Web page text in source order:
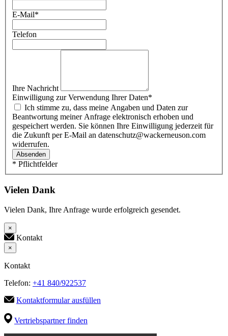
E-Mail*
Telefon
Ihre Nachricht
Einwilligung zur Verwendung Ihrer Daten*
Beantwortung meiner Anfrage elektronisch erhoben und
gespeichert werden. Sie können Ihre Einwilligung jederzeit für
die Zukunft per E-Mail an datenschutz@wackerneuson.com
widerrufen.
Absenden
* Pflichtfelder
Vielen Dank
Vielen Dank, Ihre Anfrage wurde erfolgreich gesendet.
×
Kontakt
×
Kontakt
Telefon: +41 840/922537
Kontaktformular ausfüllen
Vertriebspartner finden